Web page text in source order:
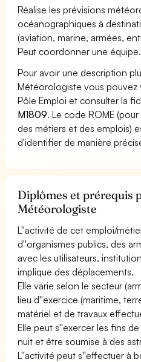
Réalise les prévisions
océanographiques à
(aviation, marine, armées,
Peut coordonner une équipe.
Pour avoir une description
Météorologiste vous pouvez
Pôle Emploi et consulter la
M1809. Le code ROME
des métiers et des emplois)
d'identifier de manière
Diplômes et prérequis
Météorologiste
L''activité de cet emploi/
d''organismes publics, des
avec les utilisateurs,
implique des déplacements.
Elle varie selon le secteur
lieu d''exercice (maritime,
matériel et de travaux
Elle peut s''exercer les fins
nuit et être soumise à des
L''activité peut s''effectuer à